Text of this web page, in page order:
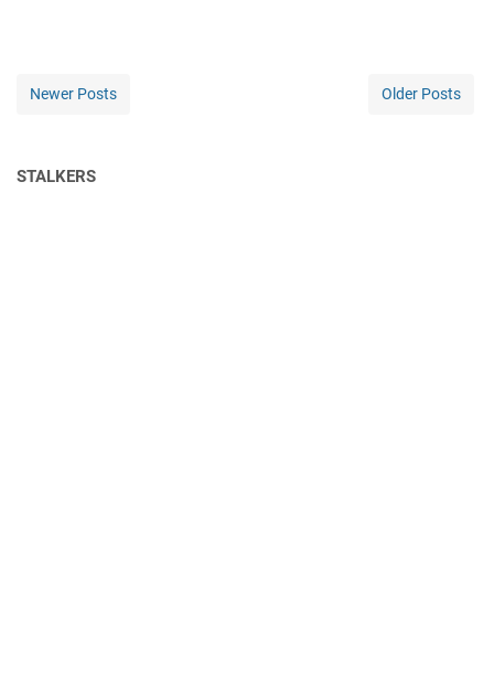
Newer Posts Older Posts
STALKERS